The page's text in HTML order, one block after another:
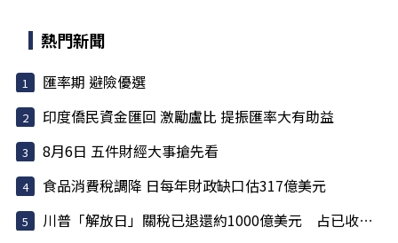
熱門新聞
匯率期 避險優選
印度僑民資金匯回 激勵盧比 提振匯率大有助益
8月6日 五件財經大事搶先看
食品消費稅調降 日每年財政缺口估317億美元
川普「解放日」關稅已退還約1000億美元 占已收稅6成